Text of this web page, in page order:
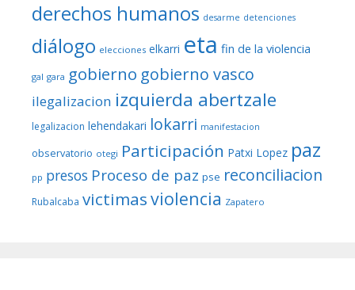
derechos humanos desarme detenciones
diálogo elecciones elkarri eta fin de la violencia
gal gara gobierno gobierno vasco
ilegalizacion izquierda abertzale
legalizacion lehendakari lokarri manifestacion
observatorio otegi Participación Patxi Lopez paz
pp presos Proceso de paz pse reconciliacion
Rubalcaba victimasviolencia Zapatero